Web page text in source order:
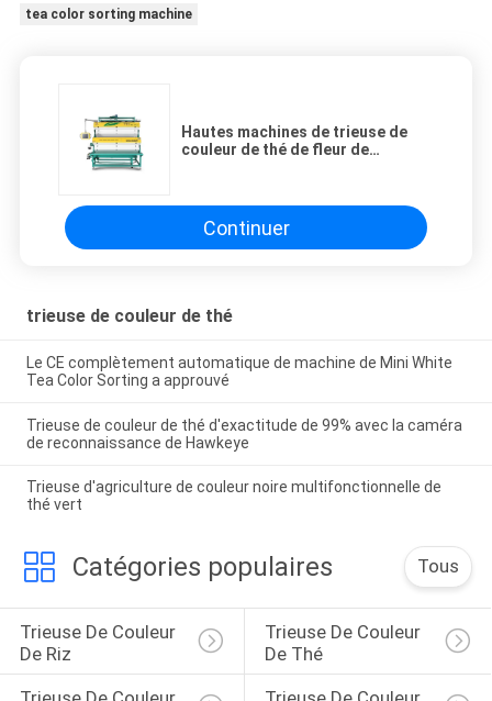
tea color sorting machine
Hautes machines de trieuse de
couleur de thé de fleur de
Continuer
trieuse de couleur de thé
Le CE complètement automatique de machine de Mini White
Tea Color Sorting a approuvé
Trieuse de couleur de thé d'exactitude de 99% avec la caméra
de reconnaissance de Hawkeye
Trieuse d'agriculture de couleur noire multifonctionnelle de
thé vert
Catégories populaires Tous
Trieuse De Couleur
De Riz
Trieuse De Couleur
De Thé